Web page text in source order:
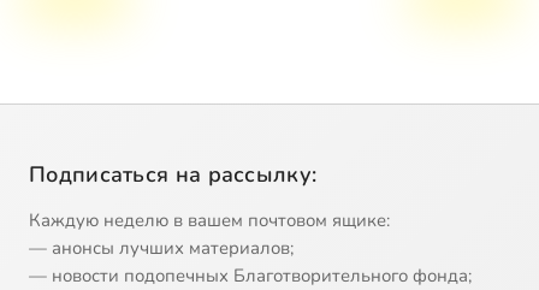
Подписаться на рассылку:
Каждую неделю в вашем почтовом ящике:
— анонсы лучших материалов;
— новости подопечных Благотворительного фонда;